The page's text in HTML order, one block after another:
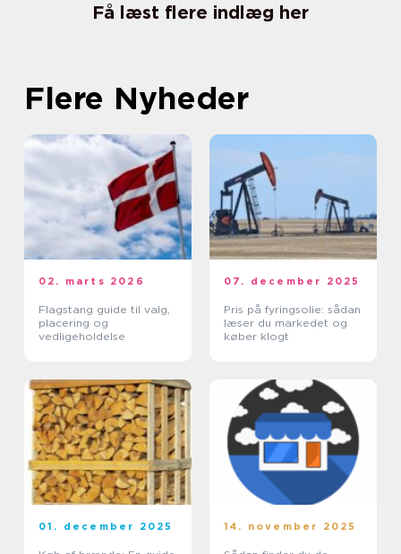
Få læst flere indlæg her
Flere Nyheder
02. marts 2026
Flagstang guide til valg,
placering og
vedligeholdelse
07. december 2025
Pris på fyringsolie: sådan
læser du markedet og
køber klogt
01. december 2025 14. november 2025